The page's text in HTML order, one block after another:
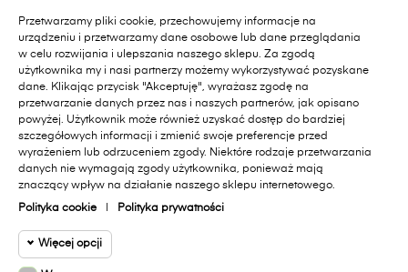
otrzymywanie informacji handlowych od Primavera Furniture Sp. z
o.o. 11-010 Barczewo, Dąbrówka Mała 18 A.. Pamiętaj, zgoda jest
dobrowolna i masz prawo cofnąć zgodę w każdym czasie oraz
prawo dostępu do danych, sprostowania, usunięcia lub
ograniczenia przetwarzania, prawo wniesienia skargi do organu
nadzorczego lub przeniesienia danych. Administratorem Państwa
danych jest Primavera Furniture Sp. z o.o. 11-010 Barczewo,
Dąbrówka Mała 18A.. Administrator przetwarza dane zgodnie z
Polityką Prywatności sklepu internetowego[dostępną na stronie]
polityką ochrony danych w Primavera Furniture Sp. z o.o.
[dostępną na stronie].
Przetwarzamy pliki cookie, przechowujemy informacje na
urządzeniu i przetwarzamy dane osobowe lub dane przeglądania
w celu rozwijania i ulepszania naszego sklepu. Za zgodą
użytkownika my i nasi partnerzy możemy wykorzystywać pozyskane
dane. Klikając przycisk "Akceptuję", wyrażasz zgodę na
przetwarzanie danych przez nas i naszych partnerów, jak opisano
powyżej. Użytkownik może również uzyskać dostęp do bardziej
szczegółowych informacji i zmienić swoje preferencje przed
wyrażeniem lub odrzuceniem zgody. Niektóre rodzaje przetwarzania
danych nie wymagają zgody użytkownika, ponieważ mają
znaczący wpływ na działanie naszego sklepu internetowego.
Polityka cookie Polityka prywatności
Więcej opcji